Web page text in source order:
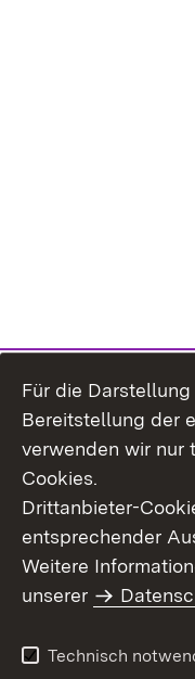
Benutzungshinweise
Für die
Bereitstellung der
verwenden wir nur
Cookies.
Drittanbieter-
entsprechender
Weitere
unserer
Technisch